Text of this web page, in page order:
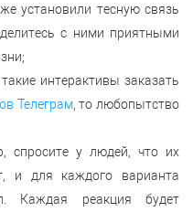
установили тесную связь
с ними приятными
интерактивы заказать
Телеграм, то любопытство
спросите у людей, что их
и для каждого варианта
Каждая реакция будет